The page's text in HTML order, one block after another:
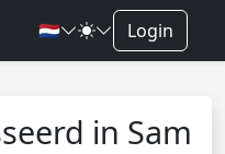
🇳🇱 Login
in Sam